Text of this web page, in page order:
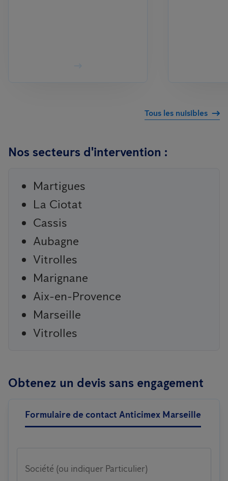
Tous les nuisibles
Nos secteurs d'intervention :
Martigues
La Ciotat
Cassis
Aubagne
Vitrolles
Marignane
Aix-en-Provence
Marseille
Vitrolles
Obtenez un devis sans engagement
Formulaire de contact Anticimex Marseille
Société (ou indiquer Particulier)